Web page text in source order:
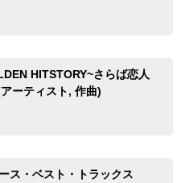
HITSTORY~さらば恋人
ーティスト, 作曲)
ス・ベスト・トラックス